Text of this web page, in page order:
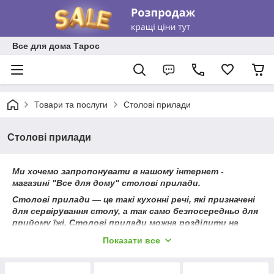
Все для дома Тарос
Товари та послуги Столові прилади
Столові прилади
Ми хочемо запропонувати в нашому інтернет -
магазині "Все для дому" столові прилади.
Столові прилади — це такі кухонні речі, які призначені
для сервірування столу, а так само безпосередньо для
прийому їжі. Столові прилади можна розділити на
відомі ложка, виделка і ніж, які ми використовуємо
Показати все